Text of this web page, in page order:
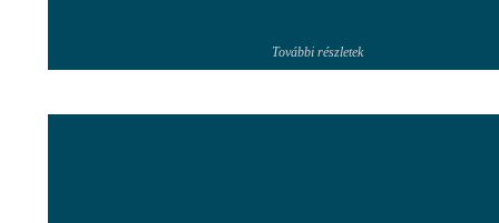
További részletek